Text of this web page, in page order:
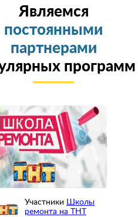
Являемся
постоянными
партнерами
программ
Участники Школы
ремонта на ТНТ